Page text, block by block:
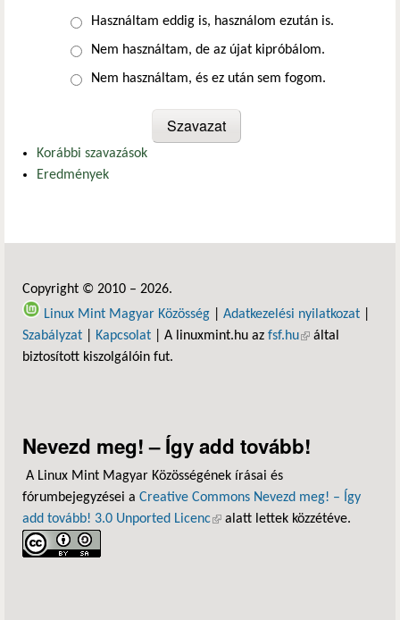
Választások
Használtam eddig is, használom ezután is.
Nem használtam, de az újat kipróbálom.
Nem használtam, és ez után sem fogom.
Korábbi szavazások
Eredmények
Copyright © 2010 – 2026.
Linux Mint Magyar Közösség
Adatkezelési nyilatkozat
Szabályzat
Kapcsolat | A linuxmint.hu az fsf.hu(külső hivatkozás)
által
biztosított kiszolgálóin fut.
Nevezd meg! – Így add tovább!
A Linux Mint Magyar Közösségének írásai és
fórumbejegyzései a Creative Commons Nevezd meg! – Így
add tovább! 3.0 Unported Licenc(külső hivatkozás)
alatt lettek közzétéve.